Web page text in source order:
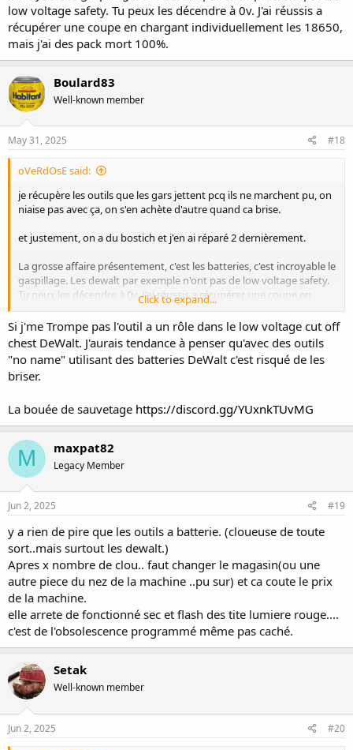
low voltage safety. Tu peux les décendre à 0v. J'ai réussis a
récupérer une coupe en chargant individuellement les 18650,
mais j'ai des pack mort 100%.
Boulard83
Well-known member
May 31, 2025 #18
oVeRdOsE said:
je récupère les outils que les gars jettent pcq ils ne marchent pu, on
niaise pas avec ça, on s'en achète d'autre quand ca brise.
et justement, on a du bostich et j'en ai réparé 2 dernièrement.
La grosse affaire présentement, c'est les batteries, c'est incroyable le
gaspillage. Les dewalt par exemple n'ont pas de low voltage safety.
Tu peux les décendre à 0v. J'ai réussis a récupérer une coupe en
chargant individuellement les 18650, mais j'ai des pack mort 100%.
Click to expand...
Si j'me Trompe pas l'outil a un rôle dans le low voltage cut off
chest DeWalt. J'aurais tendance à penser qu'avec des outils
"no name" utilisant des batteries DeWalt c'est risqué de les
briser.
La bouée de sauvetage https://discord.gg/YUxnkTUvMG
M maxpat82
Legacy Member
Jun 2, 2025 #19
y a rien de pire que les outils a batterie. (cloueuse de toute
sort..mais surtout les dewalt.)
Apres x nombre de clou.. faut changer le magasin(ou une
autre piece du nez de la machine ..pu sur) et ca coute le prix
de la machine.
elle arrete de fonctionné sec et flash des tite lumiere rouge....
c'est de l'obsolescence programmé même pas caché.
Setak
Well-known member
Jun 2, 2025 #20